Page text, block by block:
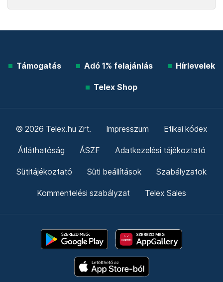
Támogatás Adó 1% felajánlás Hírlevelek
Telex Shop
© 2026 Telex.hu Zrt. Impresszum Etikai kódex
Átláthatóság ÁSZF Adatkezelési tájékoztató
Sütitájékoztató Süti beállítások Szabályzatok
Kommentelési szabályzat Telex Sales